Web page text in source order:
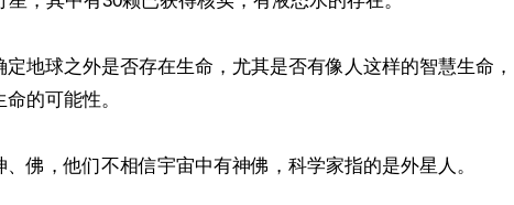
地球之外是否存在生命，尤其是否有像人这样的智慧生命，
的可能性。
佛，他们不相信宇宙中有神佛，科学家指的是外星人。